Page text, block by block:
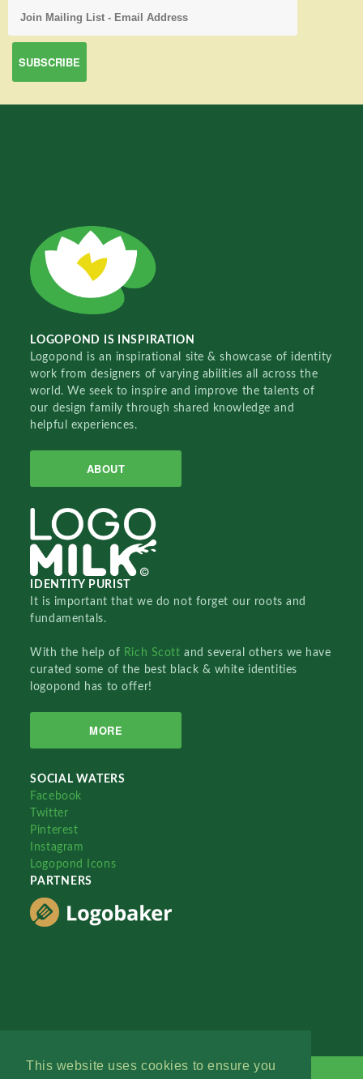
This website uses cookies to ensure you
LOGOPOND IS INSPIRATION
Logopond is an inspirational site & showcase of identity
work from designers of varying abilities all across the
world. We seek to inspire and improve the talents of
our design family through shared knowledge and
helpful experiences.
ABOUT
IDENTITY PURIST
It is important that we do not forget our roots and
fundamentals.
With the help of Rich Scottand several others we have
curated some of the best black & white identities
logopond has to offer!
MORE
SOCIAL WATERS
Facebook
Twitter
Pinterest
Instagram
Logopond Icons
PARTNERS